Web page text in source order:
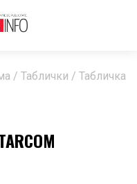
/ Таблички / Табличка